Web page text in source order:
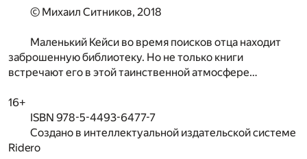
© Михаил Ситников, 2018
Маленький Кейси во время поисков отца находит
заброшенную библиотеку. Но не только книги
встречают его в этой таинственной атмосфере…
16+
ISBN 978-5-4493-6477-7
Создано в интеллектуальной издательской системе
Ridero